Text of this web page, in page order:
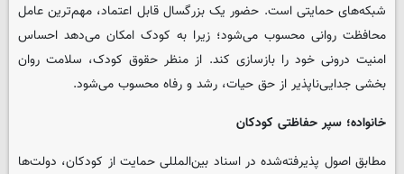
شبکه‌های حمایتی است. حضور یک بزرگسال قابل اعتماد، مهم‌ترین عامل
محافظت روانی محسوب می‌شود؛ زیرا به کودک امکان می‌دهد احساس
امنیت درونی خود را بازسازی کند. از منظر حقوق کودک، سلامت روان
بخشی جدایی‌ناپذیر از حق حیات، رشد و رفاه محسوب می‌شود.
خانواده؛ سپر حفاظتی کودکان
مطابق اصول پذیرفته‌شده در اسناد بین‌المللی حمایت از کودکان، دولت‌ها